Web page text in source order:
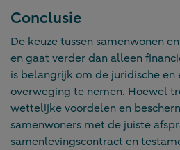
Conclusie
De keuze tussen samenwonen
en gaat verder dan alleen
is belangrijk om de juridische
overweging te nemen. Hoewel
wettelijke voordelen en
samenwoners met de juiste
samenlevingscontract en